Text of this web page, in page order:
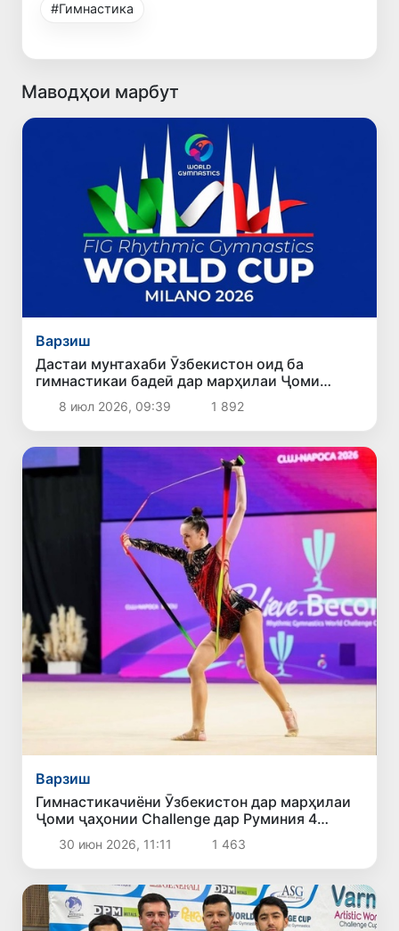
#Гимнастика
Маводҳои марбут
Варзиш
Дастаи мунтахаби Ӯзбекистон оид ба
гимнастикаи бадеӣ дар марҳилаи Ҷоми
ҷаҳон дар Милан иштирок мекунад
8 июл 2026, 09:39 1 892
Варзиш
Гимнастикачиёни Ӯзбекистон дар марҳилаи
Ҷоми ҷаҳонии Challenge дар Руминия 4
медал ба даст оварданд
30 июн 2026, 11:11 1 463